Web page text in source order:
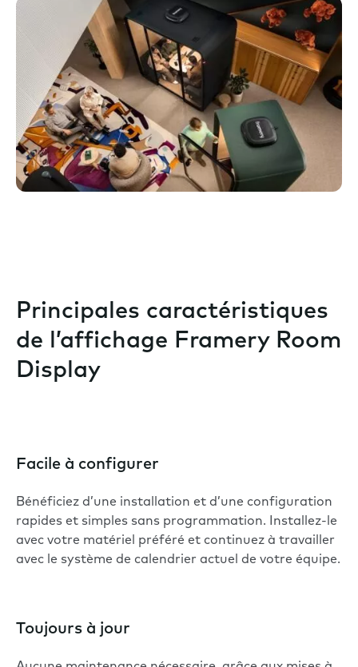
Principales caractéristiques
de l’affichage Framery Room
Display
Facile à configurer
Bénéficiez d’une installation et d’une configuration
rapides et simples sans programmation. Installez-le
avec votre matériel préféré et continuez à travailler
avec le système de calendrier actuel de votre équipe.
Toujours à jour